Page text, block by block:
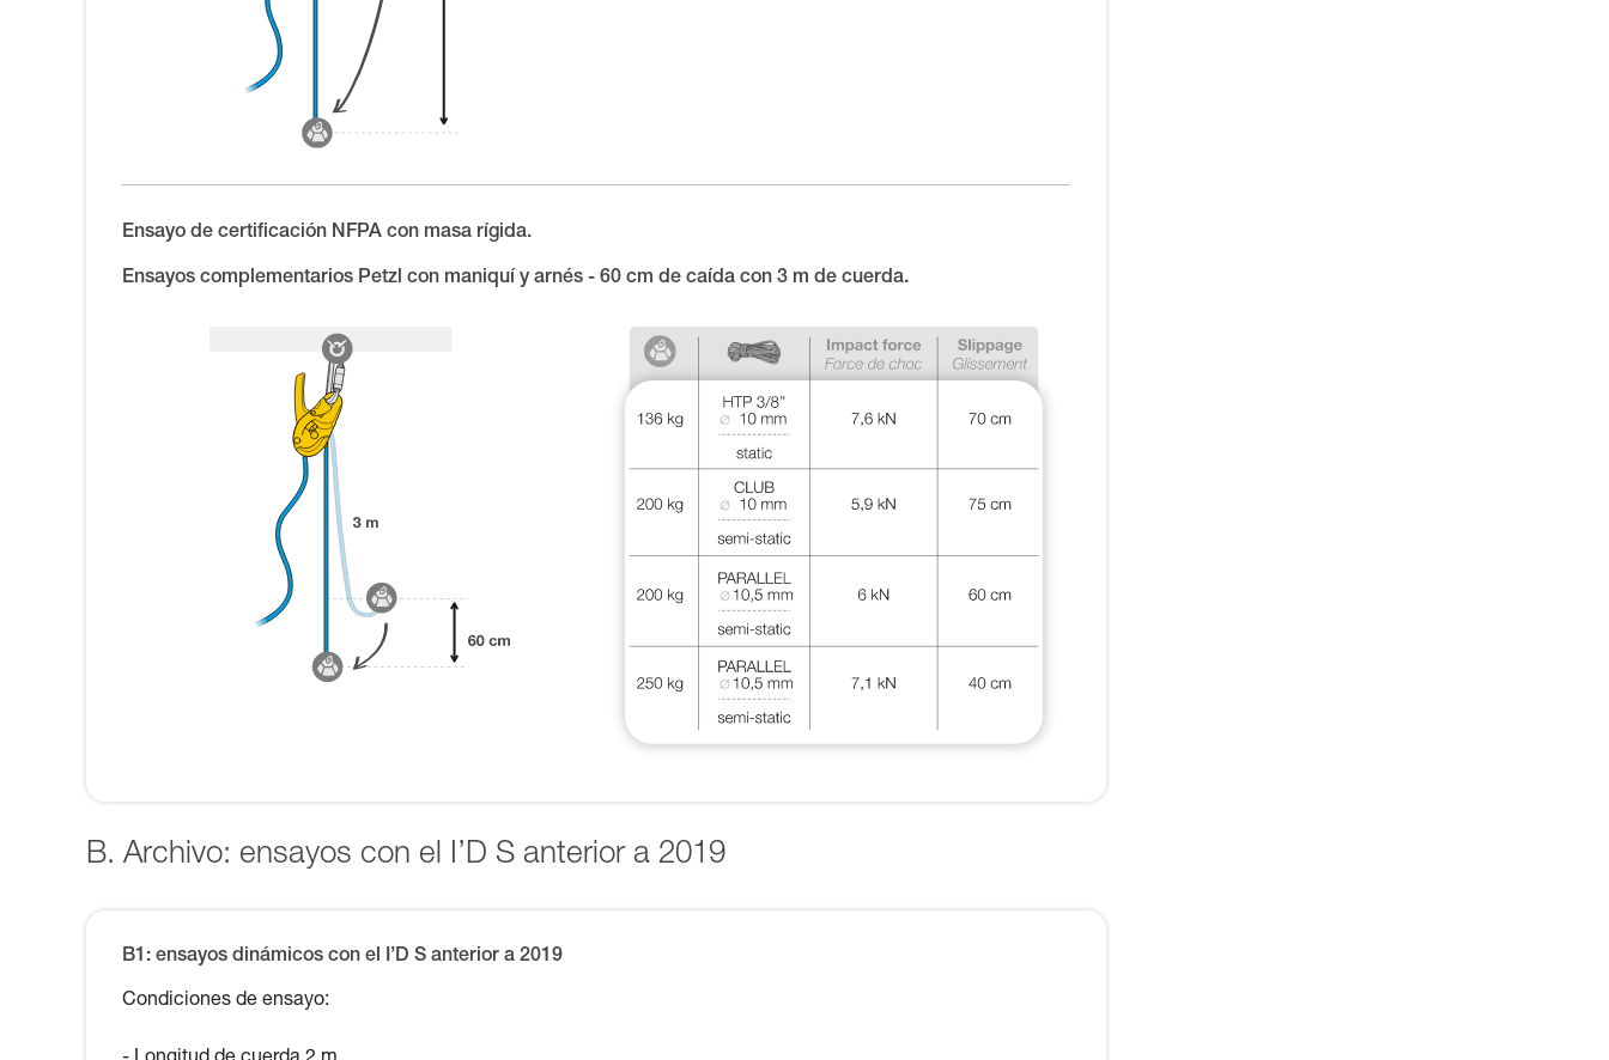
Ensayo de certificación NFPA con masa rígida.
Ensayos complementarios Petzl con maniquí y arnés - 60 cm de caída con 3 m de cuerda.
B. Archivo: ensayos con el I’D S anterior a 2019
B1: ensayos dinámicos con el I’D S anterior a 2019
Condiciones de ensayo: